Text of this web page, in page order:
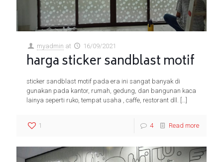
myadmin at 16/09/2021
harga sticker sandblast motif
sticker sandblast motif pada era ini sangat banyak di
gunakan pada kantor, rumah, gedung, dan bangunan kaca
lainya seperti ruko, tempat usaha , caffe, restorant dll. […]
1 4 Read more